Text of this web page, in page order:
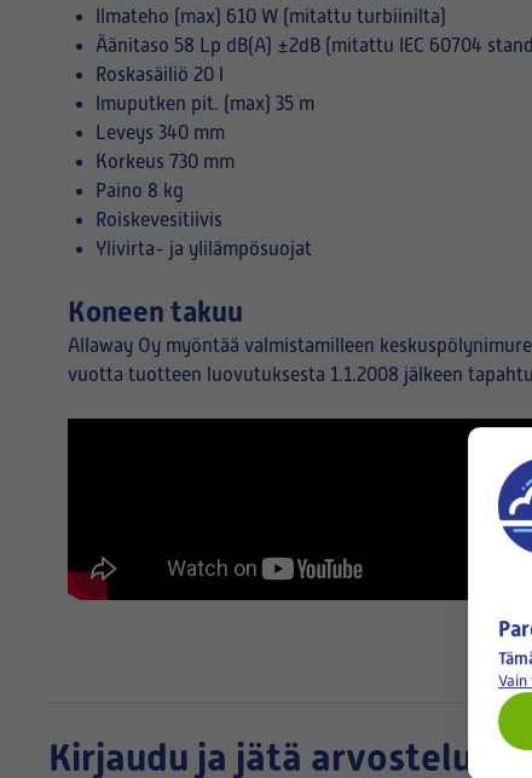
Ilmateho (max) 610 W (mitattu turbiinilta)
Äänitaso 58 Lp dB(A) ±2dB (mitattu IEC 60704
Roskasäiliö 20 l
Imuputken pit. (max) 35 m
Leveys 340 mm
Korkeus 730 mm
Paino 8 kg
Roiskevesitiivis
Ylivirta- ja ylilämpösuojat
Koneen takuu
Allaway Oy myöntää valmistamilleen
vuotta tuotteen luovutuksesta 1.1.2008 jälkeen
Kirjaudu ja jätä arvostelu: